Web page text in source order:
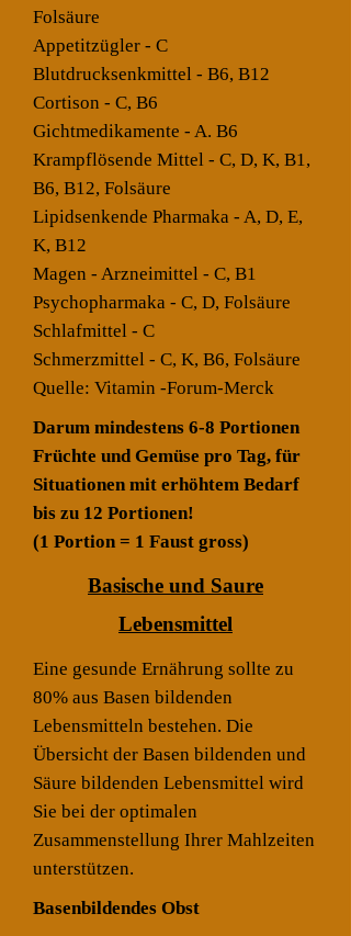
Folsäure
Appetitzügler - C
Blutdrucksenkmittel - B6, B12
Cortison - C, B6
Gichtmedikamente - A. B6
Krampflösende Mittel - C, D, K, B1,
B6, B12, Folsäure
Lipidsenkende Pharmaka - A, D, E,
K, B12
Magen - Arzneimittel - C, B1
Psychopharmaka - C, D, Folsäure
Schlafmittel - C
Schmerzmittel - C, K, B6, Folsäure
Quelle: Vitamin -Forum-Merck
Darum mindestens 6-8 Portionen
Früchte und Gemüse pro Tag, für
Situationen mit erhöhtem Bedarf
bis zu 12 Portionen!
(1 Portion = 1 Faust gross)
Basische und Saure
Lebensmittel
Eine gesunde Ernährung sollte zu
80% aus Basen bildenden
Lebensmitteln bestehen. Die
Übersicht der Basen bildenden und
Säure bildenden Lebensmittel wird
Sie bei der optimalen
Zusammenstellung Ihrer Mahlzeiten
unterstützen.
Basenbildendes Obst